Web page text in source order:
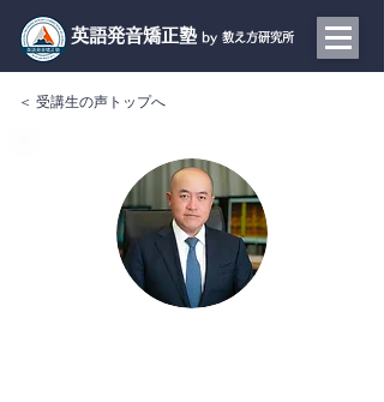
​英語発音矯正塾 by 教え方研究所
＜ 受講生の声トップへ